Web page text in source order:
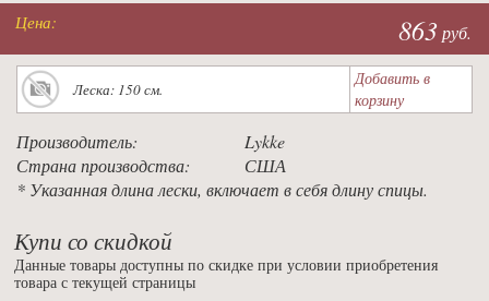
Цена: 863 руб.
Леска: 150 см.
Добавить в
корзину
Производитель:
Lykke
Страна производства:
США
* Указанная длина лески, включает в себя длину спицы.
Купи со скидкой
Данные товары доступны по скидке при условии приобретения
товара с текущей страницы